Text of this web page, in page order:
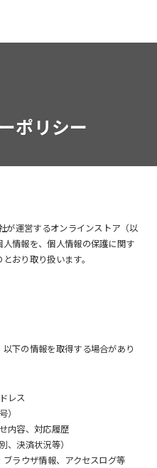
ポリシー
が運営するオンラインストア（以
情報を、個人情報の保護に関す
おり取り扱います。
下の情報を取得する場合があり
レス
）
内容、対応履歴
、決済状況等）
ラウザ情報、アクセスログ等